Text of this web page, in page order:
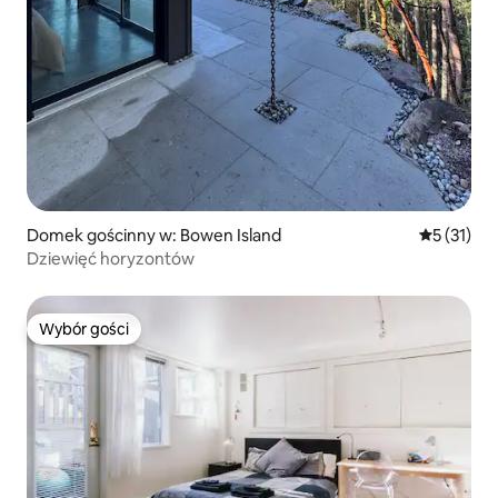
Domek gościnny w: Bowen Island Średnia
5 (31)
Dziewięć horyzontów
Wybór gości
Wybór gości